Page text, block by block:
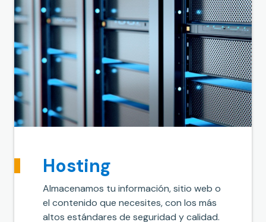
Hosting
Almacenamos tu información, sitio web o
el contenido que necesites, con los más
altos estándares de seguridad y calidad.